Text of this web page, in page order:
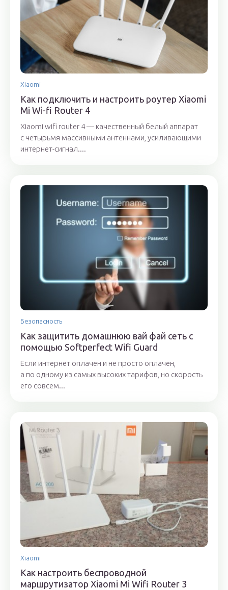
Xiaomi
Как подключить и настроить роутер Xiaomi
Mi Wi-fi Router 4
Xiaomi wifi router 4 — качественный белый аппарат
с четырьмя массивными антеннами, усиливающими
интернет-сигнал....
Безопасность
Как защитить домашнюю вай фай сеть с
помощью Softperfect Wifi Guard
Если интернет оплачен и не просто оплачен,
а по одному из самых высоких тарифов, но скорость
его совсем...
Xiaomi
Как настроить беспроводной
маршрутизатор Xiaomi Mi Wifi Router 3